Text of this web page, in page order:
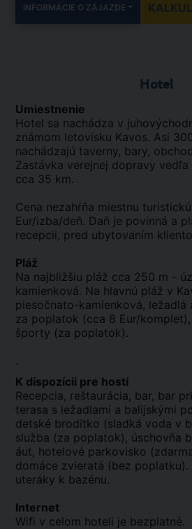
INFORMÁCIE O ZÁJAZDE
Hotel
Umiestnenie
Hotel sa nachádza v
známom letovisku Kavos. Asi
nachádzajú taverny, bary,
Zastávka verejnej dopravy
cca 35 km.
Cena nezahŕňa miestnu
Eur/izba/deň. Daň je povinná a
recepcii, pred ubytovaním
Pláž
Na najbližšiu pláž cca 250 m -
kamienková. Na hlavnú pláž v
piesočnato-kamienková, ležadlá
za poplatok (cca 8 Eur/
športy (za poplatok).
.
K dispozícii pre hostí
Recepcia, reštaurácia, bar, bar
terasa s ležadlami a balijskými
detské brodítko (sladká voda v
služba (za poplatok), úschovňa
áut, hotelové parkovisko
domáce zvieratá (bez
uteráky k bazénu.
Internet
Wifi v celom hoteli je bezplatné.